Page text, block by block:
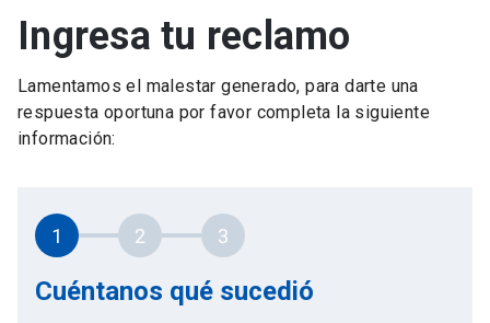
Ingresa tu reclamo
Lamentamos el malestar generado, para darte una
respuesta oportuna por favor completa la siguiente
información:
1 2 3
Cuéntanos qué sucedió